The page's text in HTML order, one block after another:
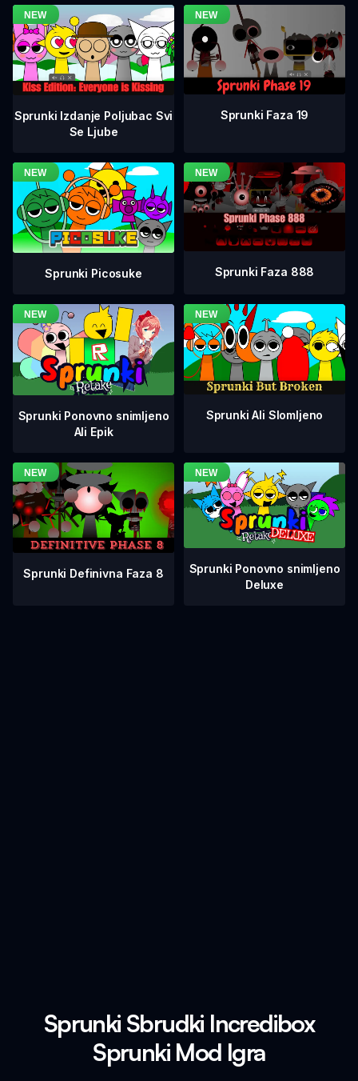
Sprunki Izdanje Poljubac Svi
Se Ljube
Sprunki Faza 19
Sprunki Picosuke Sprunki Faza 888
Sprunki Ponovno snimljeno
Ali Epik
Sprunki Ali Slomljeno
Sprunki Definivna Faza 8
Sprunki Ponovno snimljeno
Deluxe
Sprunki Sbrudki Incredibox
Sprunki Mod Igra